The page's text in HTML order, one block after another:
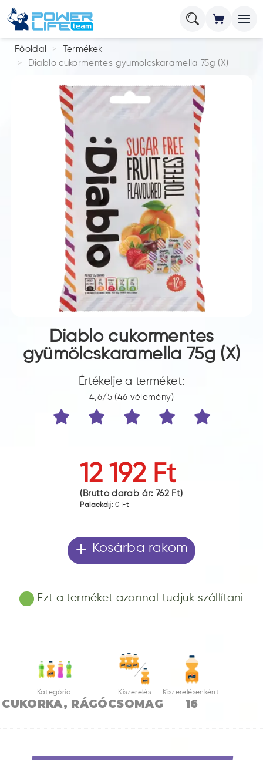
Főoldal
Termékek
Diablo cukormentes gyümölcskaramella 75g (X)
Diablo cukormentes
gyümölcskaramella 75g (X)
Értékelje a terméket:
4,6/5 (46 vélemény)
12 192 Ft
(Bruttó darab ár: 762 Ft)
Palackdíj:0 Ft
+ Kosárba rakom
Ezt a terméket azonnal tudjuk szállítani
Kategória:
CUKORKA, RÁGÓ
Kiszerelés:
CSOMAG
Kiszerelésenként:
16